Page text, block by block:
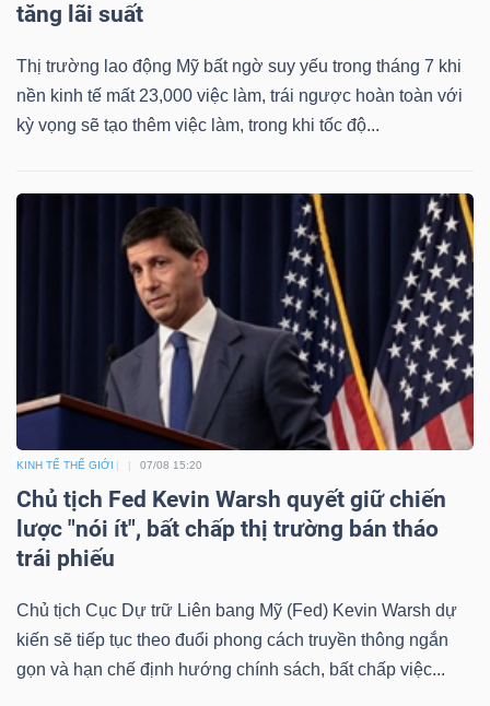
tăng lãi suất
Thị trường lao động Mỹ bất ngờ suy yếu trong tháng 7 khi
nền kinh tế mất 23,000 việc làm, trái ngược hoàn toàn với
kỳ vọng sẽ tạo thêm việc làm, trong khi tốc độ...
KINH TẾ THẾ GIỚI 07/08 15:20
Chủ tịch Fed Kevin Warsh quyết giữ chiến
lược "nói ít", bất chấp thị trường bán tháo
trái phiếu
Chủ tịch Cục Dự trữ Liên bang Mỹ (Fed) Kevin Warsh dự
kiến sẽ tiếp tục theo đuổi phong cách truyền thông ngắn
gọn và hạn chế định hướng chính sách, bất chấp việc...